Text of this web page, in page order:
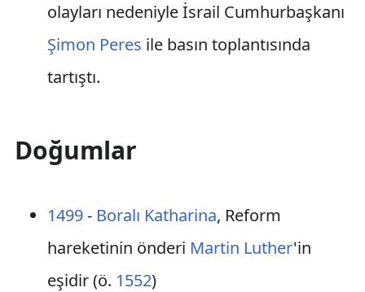
olayları nedeniyle İsrail Cumhurbaşkanı
Şimon Peres ile basın toplantısında
tartıştı.
Doğumlar
1499- Boralı Katharina, Reform
hareketinin önderi Martin Luther'in
eşidir (ö. 1552)